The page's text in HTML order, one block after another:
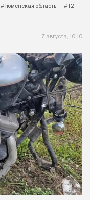
#Тюменская область
#Т2
7 августа, 10:10